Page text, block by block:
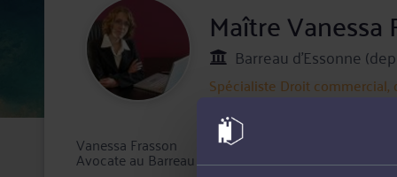
Maître Vanessa
Barreau d'Essonne
Spécialiste Droit commercial,
Vanessa Frasson
Avocate au Barreau de l'Essonne